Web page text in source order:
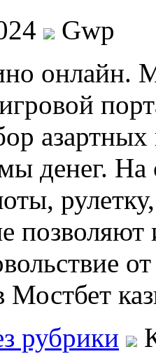
Gwp
oнлaйн.
азартных
денег. На
позволяют
рубрики